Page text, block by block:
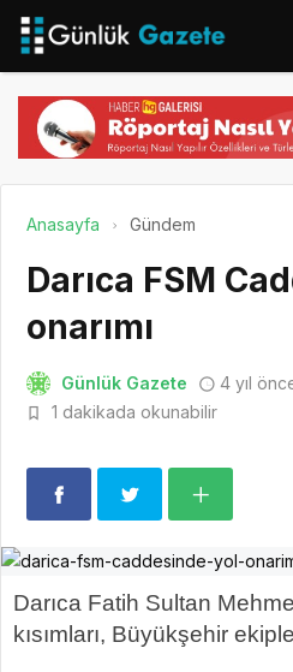
Anasayfa Gündem
Darıca FSM
onarımı
Günlük Gazete 4 yıl
1 dakikada okunabilir
Darıca Fatih Sultan
kısımları, Büyükşehir